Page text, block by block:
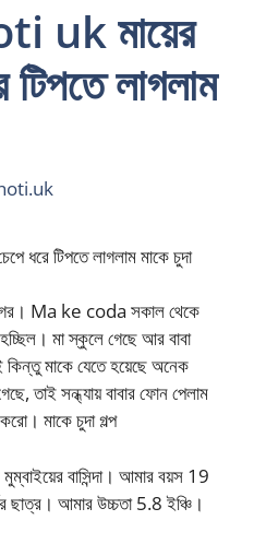
uk মায়ের
টিপতে লাগলাম
ধরে টিপতে লাগলাম মাকে চুদা
Ma ke coda সকাল থেকে
হচ্ছিল। মা স্কুলে গেছে আর বাবা
মাকে যেতে হয়েছে অনেক
তাই সন্ধ্যায় বাবার ফোন পেলাম
মাকে চুদা গল্প
বাসিন্দা। আমার বয়স 19
আমার উচ্চতা 5.8 ইঞ্চি।